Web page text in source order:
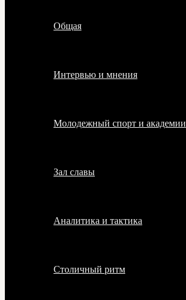
Общая
Интервью и мнения
Молодежный спорт и академии
Зал славы
Аналитика и тактика
Столичный ритм